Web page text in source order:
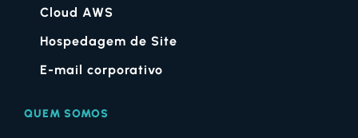
Cloud AWS
Hospedagem de Site
E-mail corporativo
QUEM SOMOS